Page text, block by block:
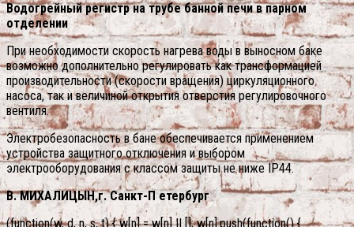
Водогрейный регистр на трубе банной печи в парном
отделении
При необходимости скорость нагрева воды в выносном баке
возможно дополнительно регулировать как трансформацией
производительности (скорости вращения) циркуляционного
насоса, так и величиной открытия отверстия регулировочного
вентиля.
Электробезопасность в бане обеспечивается применением
устройства защитного отключения и выбором
электрооборудования с классом защиты не ниже IP44.
В. МИХАЛИЦЫН,г. Санкт-П етербург
(function(w, d, n, s, t) { w[n] = w[n] || []; w[n].push(function() {